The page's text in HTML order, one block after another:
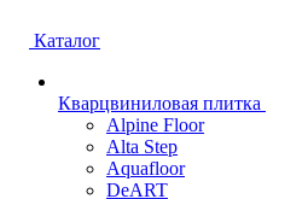
Каталог
Кварцвиниловая плитка
Alpine Floor
Alta Step
Aquafloor
DeART